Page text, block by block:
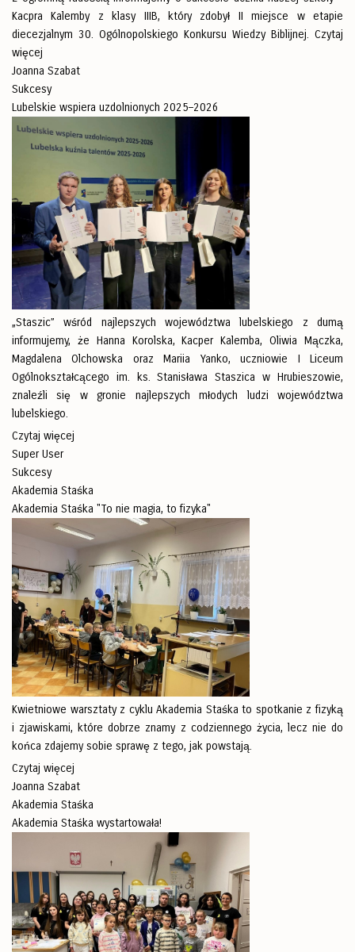
Kacpra Kalemby z klasy IIIB, który zdobył II miejsce w etapie
diecezjalnym 30. Ogólnopolskiego Konkursu Wiedzy Biblijnej. Czytaj
więcej
Joanna Szabat
Sukcesy
Lubelskie wspiera uzdolnionych 2025–2026
„Staszic” wśród najlepszych województwa lubelskiego z dumą
informujemy, że Hanna Korolska, Kacper Kalemba, Oliwia Mączka,
Magdalena Olchowska oraz Mariia Yanko, uczniowie I Liceum
Ogólnokształcącego im. ks. Stanisława Staszica w Hrubieszowie,
znaleźli się w gronie najlepszych młodych ludzi województwa
lubelskiego.
Czytaj więcej
Super User
Sukcesy
Akademia Staśka
Akademia Staśka "To nie magia, to fizyka"
Kwietniowe warsztaty z cyklu Akademia Staśka to spotkanie z fizyką
i zjawiskami, które dobrze znamy z codziennego życia, lecz nie do
końca zdajemy sobie sprawę z tego, jak powstają.
Czytaj więcej
Joanna Szabat
Akademia Staśka
Akademia Staśka wystartowała!